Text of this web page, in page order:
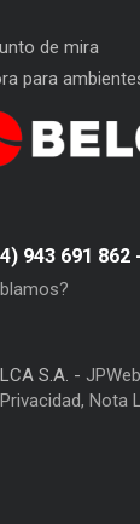
de mira
para
943 691 862
S.A. -
Nota